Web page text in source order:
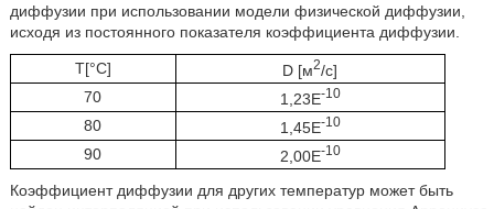
диффузии при использовании модели физической диффузии,
исходя из постоянного показателя коэффициента диффузии.
T[°C] D [м2/с]
70
1,23E-10
80 1,45E-10
90 2,00E-10
Коэффициент диффузии для других температур может быть